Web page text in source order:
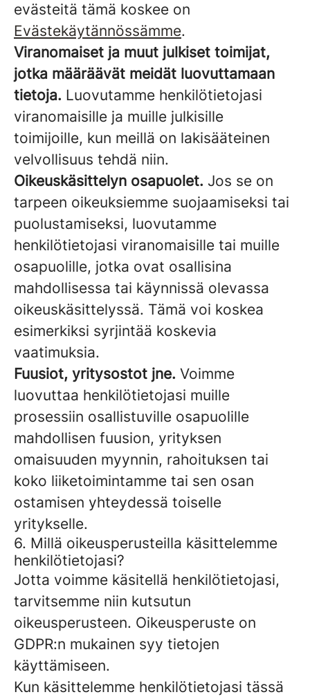
evästeitä tämä koskee on
Evästekäytännössämme.
Viranomaiset ja muut julkiset toimijat,
jotka määräävät meidät luovuttamaan
tietoja. Luovutamme henkilötietojasi
viranomaisille ja muille julkisille
toimijoille, kun meillä on lakisääteinen
velvollisuus tehdä niin.
Oikeuskäsittelyn osapuolet. Jos se on
tarpeen oikeuksiemme suojaamiseksi tai
puolustamiseksi, luovutamme
henkilötietojasi viranomaisille tai muille
osapuolille, jotka ovat osallisina
mahdollisessa tai käynnissä olevassa
oikeuskäsittelyssä. Tämä voi koskea
esimerkiksi syrjintää koskevia
vaatimuksia.
Fuusiot, yritysostot jne. Voimme
luovuttaa henkilötietojasi muille
prosessiin osallistuville osapuolille
mahdollisen fuusion, yrityksen
omaisuuden myynnin, rahoituksen tai
koko liiketoimintamme tai sen osan
ostamisen yhteydessä toiselle
yritykselle.
6. Millä oikeusperusteilla käsittelemme
henkilötietojasi?
Jotta voimme käsitellä henkilötietojasi,
tarvitsemme niin kutsutun
oikeusperusteen. Oikeusperuste on
GDPR:n mukainen syy tietojen
käyttämiseen.
Kun käsittelemme henkilötietojasi tässä